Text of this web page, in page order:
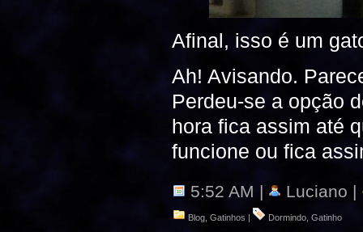
Afinal, isso é um
Ah! Avisando.
Perdeu-se a opção
hora fica assim até
funcione ou fica
5:52 AM | Luciano |
Blog ,Gatinhos Dormindo ,Gatinho